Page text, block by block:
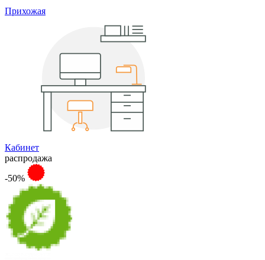
Прихожая
Кабинет
распродажа
-50%